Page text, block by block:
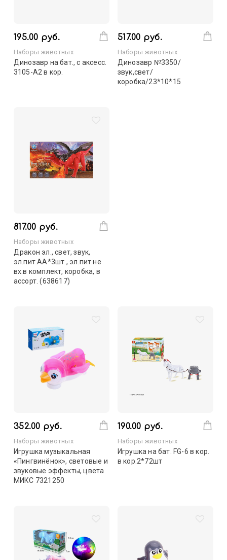
195.00 руб.
Наборы животных
Динозавр на бат., с аксесс.
3105-A2 в кор.
517.00 руб.
Наборы животных
Динозавр №3350/
звук,свет/
коробка/23*10*15
817.00 руб.
Наборы животных
Дракон эл., свет, звук,
эл.пит.АА*3шт., эл.пит.не
вх.в комплект, коробка, в
ассорт. (638617)
352.00 руб.
Наборы животных
Игрушка музыкальная
«Пингвинёнок», световые и
звуковые эффекты, цвета
МИКС 7321250
190.00 руб.
Наборы животных
Игрушка на бат. FG-6 в кор.
в кор.2*72шт